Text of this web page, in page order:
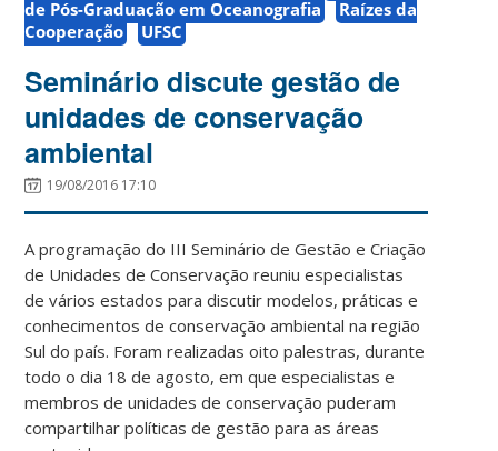
de Pós-Graduação em Oceanografia
Raízes da
Cooperação
UFSC
Seminário discute gestão de
unidades de conservação
ambiental
19/08/2016 17:10
A programação do III Seminário de Gestão e Criação
de Unidades de Conservação reuniu especialistas
de vários estados para discutir modelos, práticas e
conhecimentos de conservação ambiental na região
Sul do país. Foram realizadas oito palestras, durante
todo o dia 18 de agosto, em que especialistas e
membros de unidades de conservação puderam
compartilhar políticas de gestão para as áreas